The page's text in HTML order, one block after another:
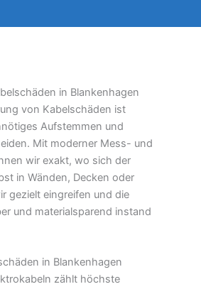
in Blankenhagen
von Kabelschäden ist
Aufstemmen und
Mit moderner Mess- und
wir exakt, wo sich der
in Wänden, Decken oder
gezielt eingreifen und die
und materialsparend instand
in Blankenhagen
zählt höchste